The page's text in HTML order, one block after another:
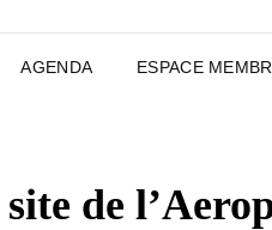
AGENDA ESPACE
de